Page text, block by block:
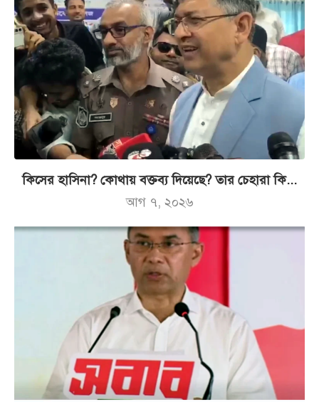
কিসের হাসিনা? কোথায় বক্তব্য দিয়েছে? তার চেহারা কি...
আগ ৭, ২০২৬